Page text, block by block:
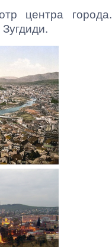
центра города.